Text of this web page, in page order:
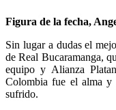
Figura de la fecha,
Sin lugar a dudas el
de Real Bucaramanga,
equipo y Alianza
Colombia fue el alma y
sufrido.